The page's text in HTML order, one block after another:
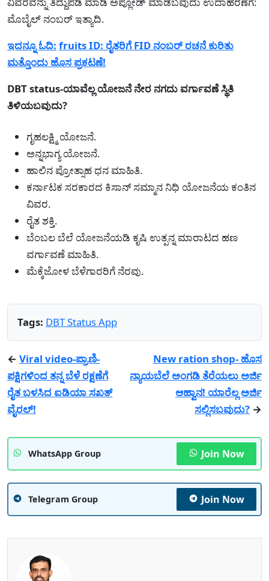
ಮೊಬೈಲ್ ನಂಬರ್ ಇತ್ಯಾದಿ.
ಇದನ್ನೂ ಓದಿ: fruits ID: ರೈತರಿಗೆ FID ನಂಬರ್ ರಚನೆ ಕುರಿತು
ಮತ್ತೊಂದು ಹೊಸ ಪ್ರಕಟಣೆ!
DBT status-ಯಾವೆಲ್ಲ ಯೋಜನೆ ನೇರ ನಗದು ವರ್ಗಾವಣೆ ಸ್ಥಿತಿ
ತಿಳಿಯಬವುದು?
ಗೃಹಲಕ್ಷ್ಮಿ ಯೋಜನೆ.
ಅನ್ನಭಾಗ್ಯ ಯೋಜನೆ.
ಹಾಲಿನ ಪ್ರೋತ್ಸಾಹ ಧನ ಮಾಹಿತಿ.
ಕರ್ನಾಟಕ ಸರಕಾರದ ಕಿಸಾನ್ ಸಮ್ಮಾನ ನಿಧಿ ಯೋಜನೆಯ ಕಂತಿನ
ವಿವರ.
ರೈತ ಶಕ್ತಿ.
ಬೆಂಬಲ ಬೆಲೆ ಯೋಜನೆಯಡಿ ಕೃಷಿ ಉತ್ಪನ್ನ ಮಾರಾಟದ ಹಣ
ವರ್ಗಾವಣೆ ಮಾಹಿತಿ.
ಮೆಕ್ಕೆಜೋಳ ಬೆಳೆಗಾರರಿಗೆ ನೆರವು.
Tags: DBT Status App
← Viral video-ಪ್ರಾಣಿ-
ಪಕ್ಷಿಗಳಿಂದ ತನ್ನ ಬೆಳೆ ರಕ್ಷಣೆಗೆ
ರೈತ ಬಳಸಿದ ಐಡಿಯಾ ಸಖತ್
ವೈರಲ್!
New ration shop- ಹೊಸ
ನ್ಯಾಯಬೆಲೆ ಅಂಗಡಿ ತೆರೆಯಲು ಅರ್ಜಿ
ಆಹ್ವಾನ! ಯಾರೆಲ್ಲ ಅರ್ಜಿ
ಸಲ್ಲಿಸಬವುದು? →
WhatsApp Group Join Now
Telegram Group Join Now